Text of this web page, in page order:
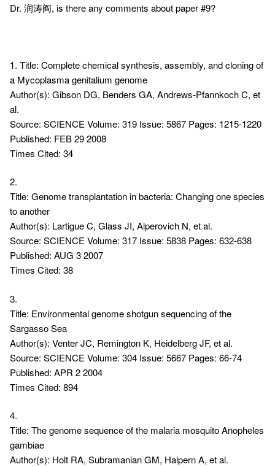
Dr. 润涛阎, is there any comments about paper #9?
1. Title: Complete chemical synthesis, assembly, and cloning of
a Mycoplasma genitalium genome
Author(s): Gibson DG, Benders GA, Andrews-Pfannkoch C, et
al.
Source: SCIENCE Volume: 319 Issue: 5867 Pages: 1215-1220
Published: FEB 29 2008
Times Cited: 34
2.
Title: Genome transplantation in bacteria: Changing one species
to another
Author(s): Lartigue C, Glass JI, Alperovich N, et al.
Source: SCIENCE Volume: 317 Issue: 5838 Pages: 632-638
Published: AUG 3 2007
Times Cited: 38
3.
Title: Environmental genome shotgun sequencing of the
Sargasso Sea
Author(s): Venter JC, Remington K, Heidelberg JF, et al.
Source: SCIENCE Volume: 304 Issue: 5667 Pages: 66-74
Published: APR 2 2004
Times Cited: 894
4.
Title: The genome sequence of the malaria mosquito Anopheles
gambiae
Author(s): Holt RA, Subramanian GM, Halpern A, et al.